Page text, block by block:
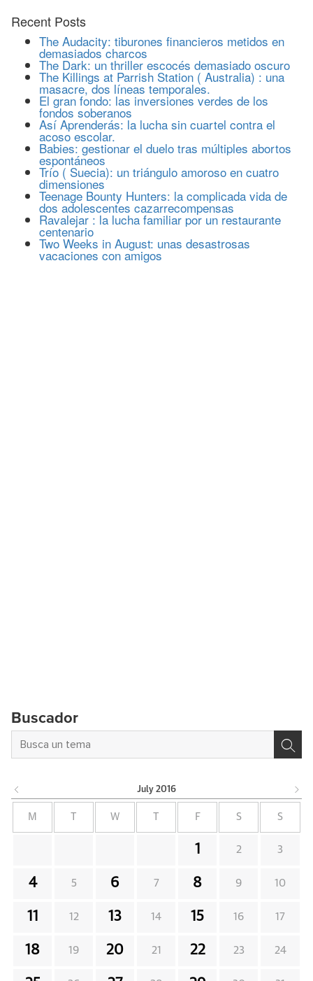
Recent Posts
The Audacity: tiburones financieros metidos en
demasiados charcos
The Dark: un thriller escocés demasiado oscuro
The Killings at Parrish Station ( Australia) : una
masacre, dos líneas temporales.
El gran fondo: las inversiones verdes de los
fondos soberanos
Así Aprenderás: la lucha sin cuartel contra el
acoso escolar.
Babies: gestionar el duelo tras múltiples abortos
espontáneos
Trío ( Suecia): un triángulo amoroso en cuatro
dimensiones
Teenage Bounty Hunters: la complicada vida de
dos adolescentes cazarrecompensas
Ravalejar : la lucha familiar por un restaurante
centenario
Two Weeks in August: unas desastrosas
vacaciones con amigos
Buscador
July 2016
M W F S S
1 2 3
4 5 6 7 8 9 10
11 12 13 14 15 16 17
18 19 20 21 22 23 24